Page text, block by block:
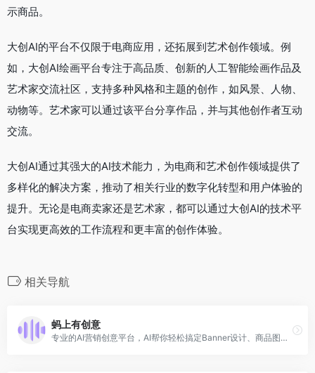
示商品。
大创AI的平台不仅限于电商应用，还拓展到艺术创作领域。例
如，大创AI绘画平台专注于高品质、创新的人工智能绘画作品及
艺术家交流社区，支持多种风格和主题的创作，如风景、人物、
动物等。艺术家可以通过该平台分享作品，并与其他创作者互动
交流。
大创AI通过其强大的AI技术能力，为电商和艺术创作领域提供了
多样化的解决方案，推动了相关行业的数字化转型和用户体验的
提升。无论是电商卖家还是艺术家，都可以通过大创AI的技术平
台实现更高效的工作流程和更丰富的创作体验。
相关导航
蚂上有创意
专业的AI营销创意平台，AI帮你轻松搞定Banner设计、商品图优化、海报设计，素材图优化。更有AI创意诊断助手，基于大数据帮你分析高点击率营销素材的秘密。